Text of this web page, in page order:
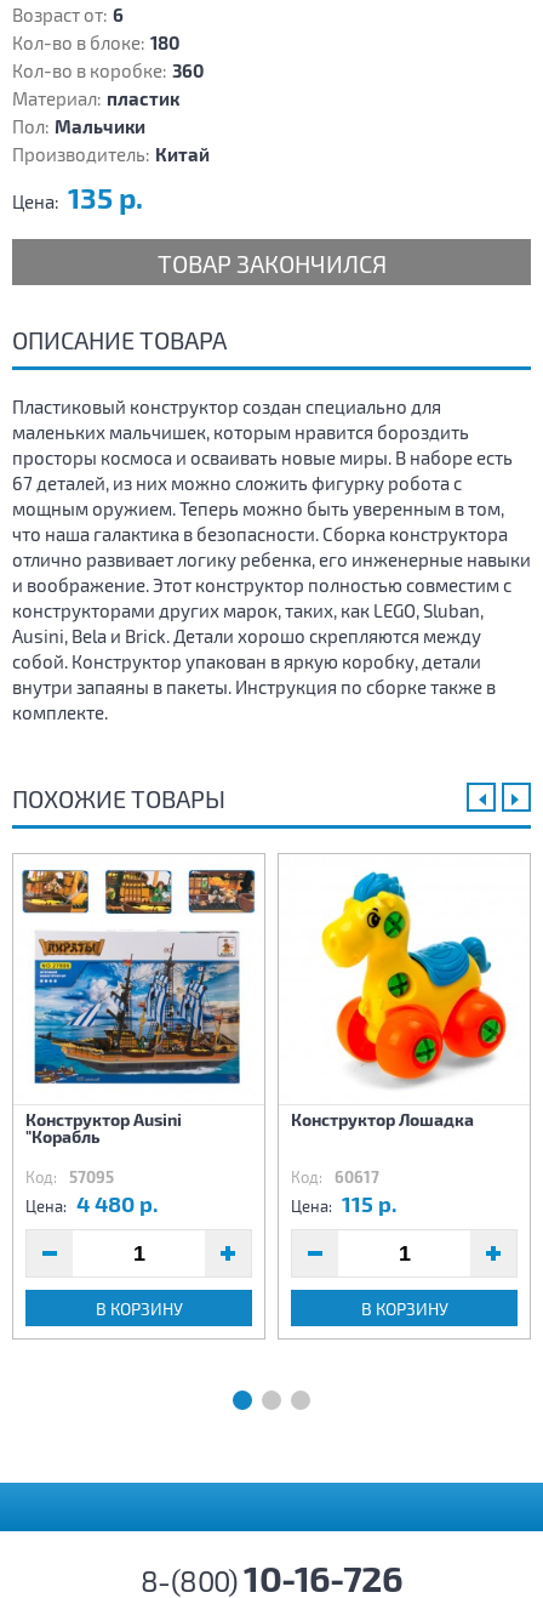
Возраст от: 6
Кол-во в блоке: 180
Кол-во в коробке: 360
Материал: пластик
Пол: Мальчики
Производитель: Китай
Цена: 135 р.
ТОВАР ЗАКОНЧИЛСЯ
ОПИСАНИЕ ТОВАРА
Пластиковый конструктор создан специально для
маленьких мальчишек, которым нравится бороздить
просторы космоса и осваивать новые миры. В наборе есть
67 деталей, из них можно сложить фигурку робота с
мощным оружием. Теперь можно быть уверенным в том,
что наша галактика в безопасности. Сборка конструктора
отлично развивает логику ребенка, его инженерные навыки
и воображение. Этот конструктор полностью совместим с
конструкторами других марок, таких, как LEGO, Sluban,
Ausini, Bela и Brick. Детали хорошо скрепляются между
собой. Конструктор упакован в яркую коробку, детали
внутри запаяны в пакеты. Инструкция по сборке также в
комплекте.
ПОХОЖИЕ ТОВАРЫ
Конструктор Ausini
"Корабль
Код: 57095
Цена: 4 480 р.
В КОРЗИНУ
Конструктор Лошадка
Код: 60617
Цена: 115 р.
В КОРЗИНУ
8-(800)10-16-726